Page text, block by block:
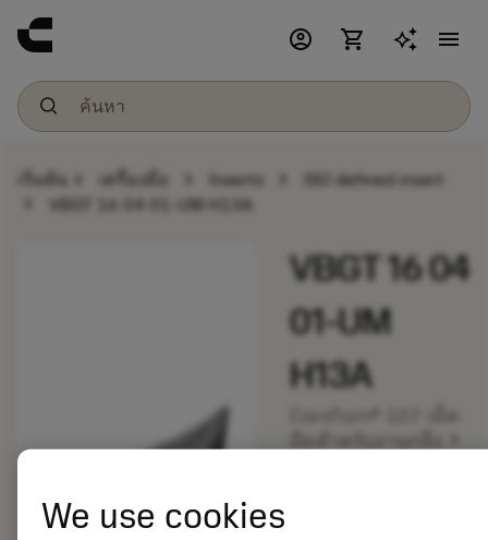
account_circle shopping_cart menu
เริ่มต้น เครื่องมือ Inserts ISO defined insert
VBGT 16 04 01-UM H13A
VBGT 16 04
01-UM
H13A
CoroTurn® 107 เม็ด
มีดสำหรับงานกลึง
chevron_right
We use cookies